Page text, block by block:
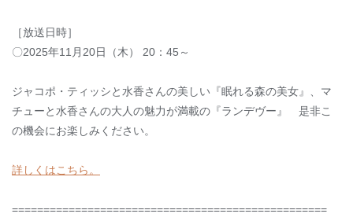
［放送日時］
〇2025年11 月 20日（木） 20 ： 45 ～
ジャコポ・ティッシと水香さんの美しい『眠れる森の美女』、マ
チューと水香さんの大人の魅力が満載の『ランデヴー』 是非こ
の機会にお楽しみください。
詳しくはこちら。
==================================================